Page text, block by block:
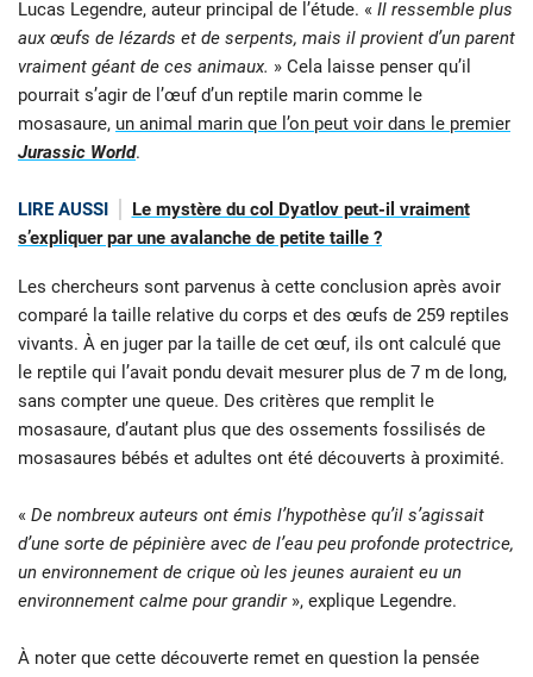
Lucas Legendre, auteur principal de l’étude. « Il ressemble plus
aux œufs de lézards et de serpents, mais il provient d’un parent
vraiment géant de ces animaux. » Cela laisse penser qu’il
pourrait s’agir de l’œuf d’un reptile marin comme le
mosasaure, un animal marin que l’on peut voir dans le premier
Jurassic World.
LIRE AUSSI
Le mystère du col Dyatlov peut-il vraiment
s’expliquer par une avalanche de petite taille ?
Les chercheurs sont parvenus à cette conclusion après avoir
comparé la taille relative du corps et des œufs de 259 reptiles
vivants. À en juger par la taille de cet œuf, ils ont calculé que
le reptile qui l’avait pondu devait mesurer plus de 7 m de long,
sans compter une queue. Des critères que remplit le
mosasaure, d’autant plus que des ossements fossilisés de
mosasaures bébés et adultes ont été découverts à proximité.
« De nombreux auteurs ont émis l’hypothèse qu’il s’agissait
d’une sorte de pépinière avec de l’eau peu profonde protectrice,
un environnement de crique où les jeunes auraient eu un
environnement calme pour grandir», explique Legendre.
À noter que cette découverte remet en question la pensée